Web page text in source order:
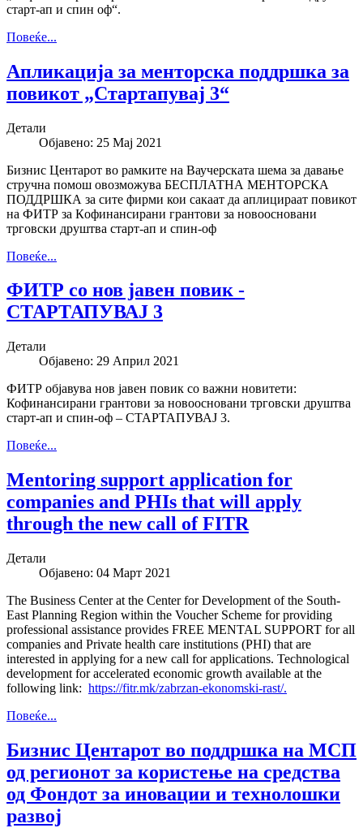
старт-ап и спин оф“.
Повеќе...
Апликација за менторска поддршка за
повикот „Стартапувај 3“
Детали
Објавено: 25 Мај 2021
Бизнис Центарот во рамките на Ваучерската шема за давање
стручна помош овозможува БЕСПЛАТНА МЕНТОРСКА
ПОДДРШКА за сите фирми кои сакаат да аплицираат повикот
на ФИТР за Кoфинансирани грантови за новоосновани
трговски друштва старт-ап и спин-оф
Повеќе...
ФИТР со нов јавен повик -
СТАРТАПУВАЈ 3
Детали
Објавено: 29 Април 2021
ФИТР објавува нов јавен повик со важни новитети:
Кофинансирани грантови за новоосновани трговски друштва
старт-ап и спин-оф – СТАРТАПУВАЈ 3.
Повеќе...
Mentoring support application for
companies and PHIs that will apply
through the new call of FITR
Детали
Објавено: 04 Март 2021
The Business Center at the Center for Development of the South-
East Planning Region within the Voucher Scheme for providing
professional assistance provides FREE MENTAL SUPPORT for all
companies and Private health care institutions (PHI) that are
interested in applying for a new call for applications. Technological
development for accelerated economic growth available at the
following link: https://fitr.mk/zabrzan-ekonomski-rast/.
Повеќе...
Бизнис Центарот во поддршка на МСП
од регионот за користење на средства
од Фондот за иновации и технолошки
развој